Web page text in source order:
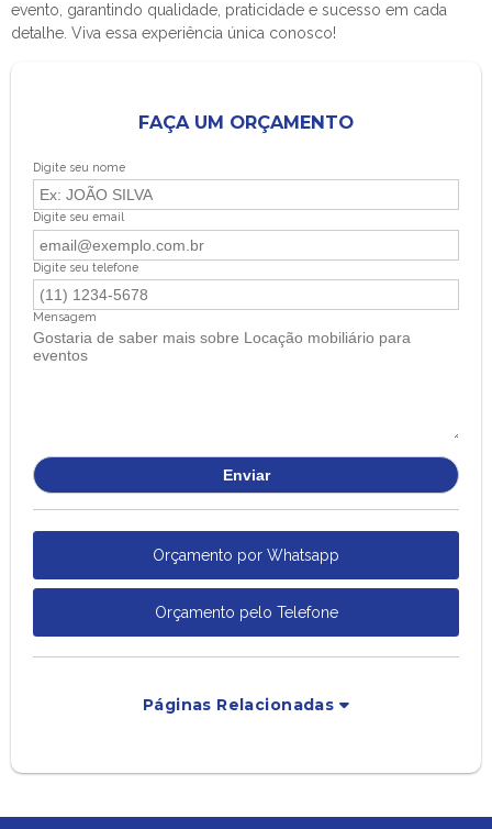
evento, garantindo qualidade, praticidade e sucesso em cada
detalhe. Viva essa experiência única conosco!
FAÇA UM ORÇAMENTO
Digite seu nome
Digite seu email
Digite seu telefone
Mensagem
Orçamento por Whatsapp
Orçamento pelo Telefone
Páginas Relacionadas